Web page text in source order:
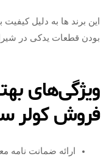
این برند ها به دلیل
بودن قطعات یدکی در
ویژگی‌های
فروش کولر
ارائه ضمانت‌ نامه